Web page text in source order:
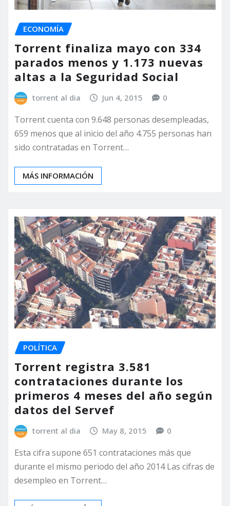
ECONOMÍA
Torrent finaliza mayo con 334
parados menos y 1.173 nuevas
altas a la Seguridad Social
torrent al dia Jun 4, 2015 0
Torrent cuenta con 9.648 personas desempleadas,
659 menos que al inicio del año 4.755 personas han
sido contratadas en Torrent…
MÁS INFORMACIÓN
POLÍTICA
Torrent registra 3.581
contrataciones durante los
primeros 4 meses del año según
datos del Servef
torrent al dia May 8, 2015 0
Esta cifra supone 651 contrataciones más que
durante el mismo periodo del año 2014 Las cifras de
desempleo en Torrent…